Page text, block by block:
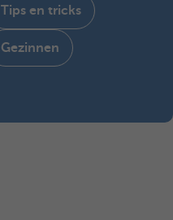
Tips en tricks
Gezinnen